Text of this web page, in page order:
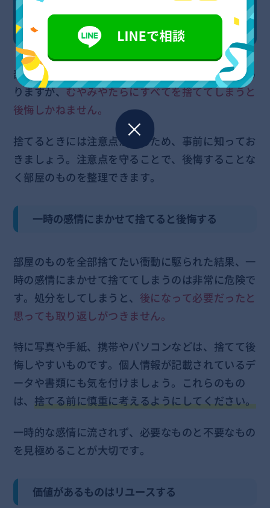
部屋のものを全部捨てても大丈
夫？捨てる時の注意点
部屋のものを全部捨てたい衝動に駆られることはあ
りますが、むやみやたらにすべてを捨ててしまうと
後悔しかねません。
捨てるときには注意点があるため、事前に知ってお
きましょう。注意点を守ることで、後悔することな
く部屋のものを整理できます。
一時の感情にまかせて捨てると後悔する
部屋のものを全部捨てたい衝動に駆られた結果、一
時の感情にまかせて捨ててしまうのは非常に危険で
す。処分をしてしまうと、 後になって必要だったと
思っても取り返しがつきません。
特に写真や手紙、携帯やパソコンなどは、捨てて後
悔しやすいものです。個人情報が記載されているデ
ータや書類にも気を付けましょう。これらのもの
は、 捨てる前に慎重に考えるようにしてください。
一時的な感情に流されず、必要なものと不要なもの
を見極めることが大切です。
価値があるものはリユースする